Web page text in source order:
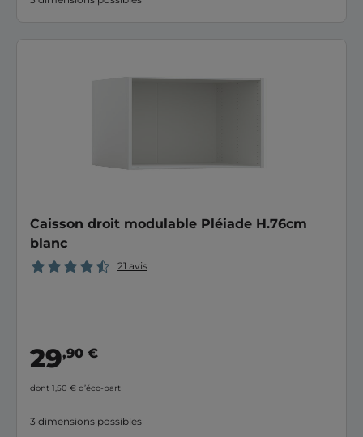
Caisson droit modulable Pléiade H.76cm
blanc
21 avis
29,90 €
dont 1,50 € d’éco-part
3 dimensions possibles